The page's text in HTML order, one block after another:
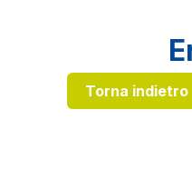
Torna indietro